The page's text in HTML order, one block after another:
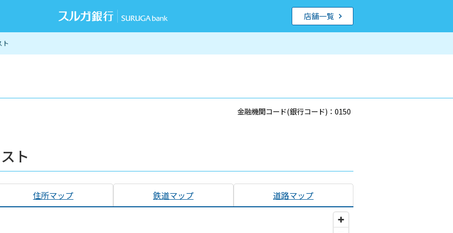
ト
店舗一覧
金融機関コード(銀行コード)：0150
ト
住所マップ 鉄道マップ 道路マップ